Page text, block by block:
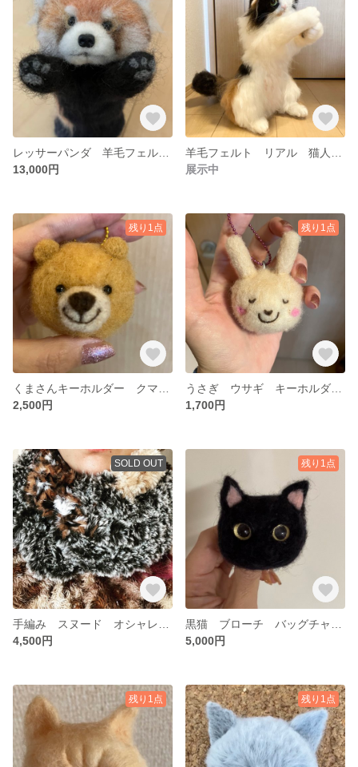
13,000円
展示中
残り1点
2,500円
残り1点
1,700円
SOLD OUT
4,500円
残り1点
5,000円
残り1点 残り1点